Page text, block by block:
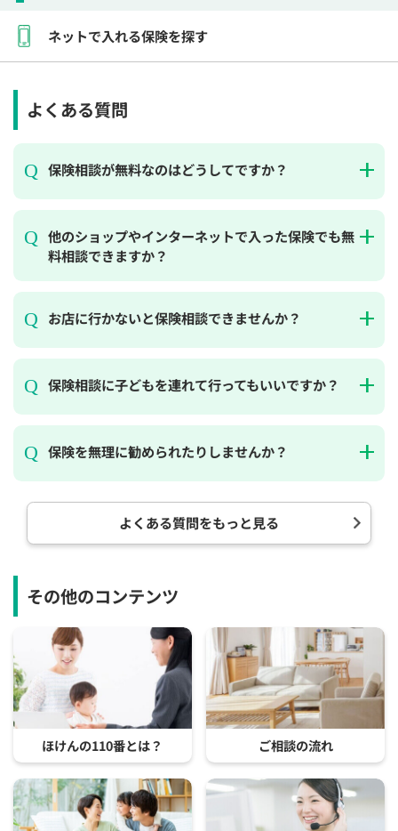
ネットで入れる保険を探す
よくある質問
保険相談が無料なのはどうしてですか？
他のショップやインターネットで入った保険でも無
料相談できますか？
お店に行かないと保険相談できませんか？
保険相談に子どもを連れて行ってもいいですか？
保険を無理に勧められたりしませんか？
よくある質問をもっと見る
その他のコンテンツ
ほけんの110番とは？ ご相談の流れ